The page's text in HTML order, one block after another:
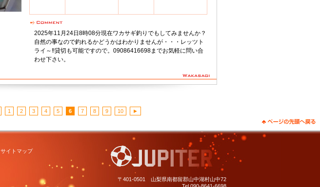
2025年11月24日8時08分現在ワカサギ釣りでもしてみませんか？
自然の事なので釣れるかどうかはわかりませんが・・・レッツト
ライ～‼️貸切も可能ですので。09086416698までお気軽に問い合
わせ下さい。
1 2 3 4 5 6 7 8 9 10 ►
サイトマップ
〒401-0501 山梨県南都留郡山中湖村山中72